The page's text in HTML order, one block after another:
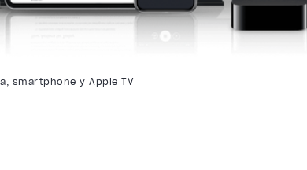
smartphone y Apple TV